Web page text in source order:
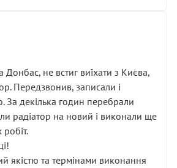
Донбас, не встиг виїхати з Києва,
Передзвонив, записали і
За декілька годин перебрали
радіатор на новий і виконали ще
якістю та термінами виконання